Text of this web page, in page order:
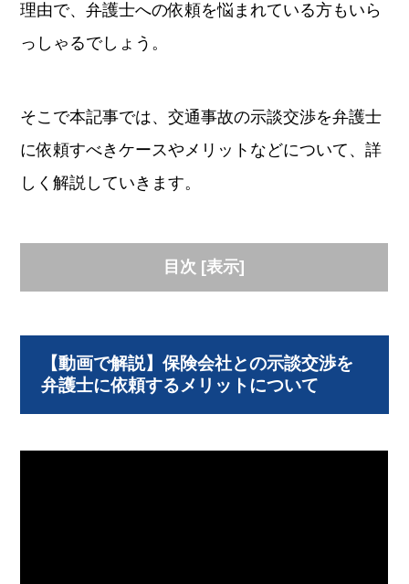
理由で、弁護士への依頼を悩まれている方もいら
っしゃるでしょう。
そこで本記事では、交通事故の示談交渉を弁護士
に依頼すべきケースやメリットなどについて、詳
しく解説していきます。
目次 [表示]
【動画で解説】保険会社との示談交渉を
弁護士に依頼するメリットについて